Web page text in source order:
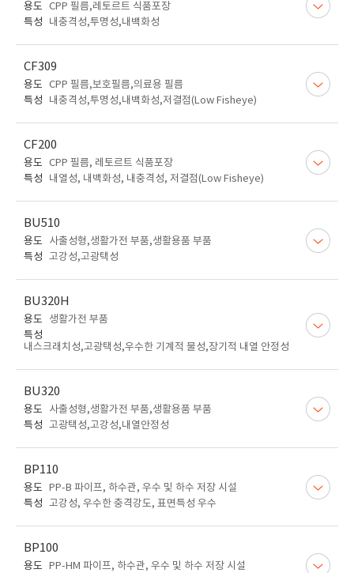
용도 CPP 필름,레토르트 식품포장
특성
내충격성,투명성,내백화성
CF309
용도 CPP 필름,보호필름,의료용 필름
특성
내충격성,투명성,내백화성,저결점(Low Fisheye)
CF200
용도 CPP 필름, 레토르트 식품포장
특성
내열성, 내백화성, 내충격성, 저결점(Low Fisheye)
BU510
용도
사출성형,생활가전 부품,생활용품 부품
특성 고강성,고광택성
BU320H
용도
생활가전 부품
특성
내스크래치성,고광택성,우수한 기계적 물성,장기적 내열 안정성
BU320
용도
사출성형,생활가전 부품,생활용품 부품
특성 고광택성,고강성,내열안정성
BP110
용도 PP-B 파이프, 하수관, 우수 및 하수 저장 시설
특성 고강성, 우수한 충격강도, 표면특성 우수
BP100
용도 PP-HM 파이프, 하수관, 우수 및 하수 저장 시설